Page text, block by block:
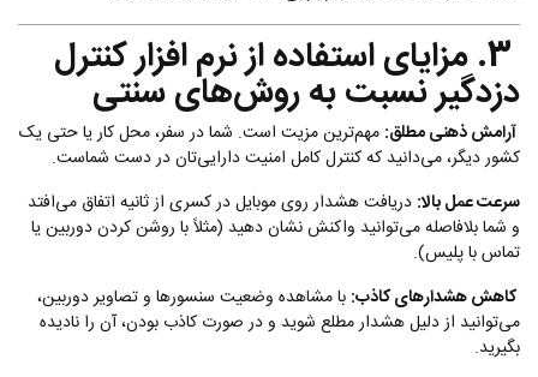
3. مزایای استفاده از نرم افزار کنترل
دزدگیر نسبت به روش‌های سنتی
آرامش ذهنی مطلق: مهم‌ترین مزیت است. شما در سفر، محل کار یا حتی یک
کشور دیگر، می‌دانید که کنترل کامل امنیت دارایی‌تان در دست شماست.
سرعت عمل بالا: دریافت هشدار روی موبایل در کسری از ثانیه اتفاق می‌افتد
و شما بلافاصله می‌توانید واکنش نشان دهید (مثلاً با روشن کردن دوربین یا
تماس با پلیس).
کاهش هشدارهای کاذب: با مشاهده وضعیت سنسورها و تصاویر دوربین،
می‌توانید از دلیل هشدار مطلع شوید و در صورت کاذب بودن، آن را نادیده
بگیرید.